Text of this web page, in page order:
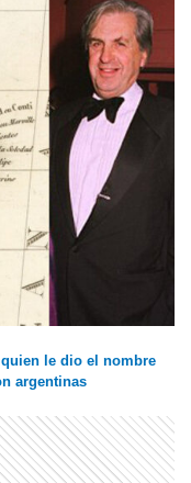
le dio el nombre
argentinas